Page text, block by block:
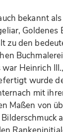
bekannt
zu den
Heinrich
wurde
mit
Maßen von